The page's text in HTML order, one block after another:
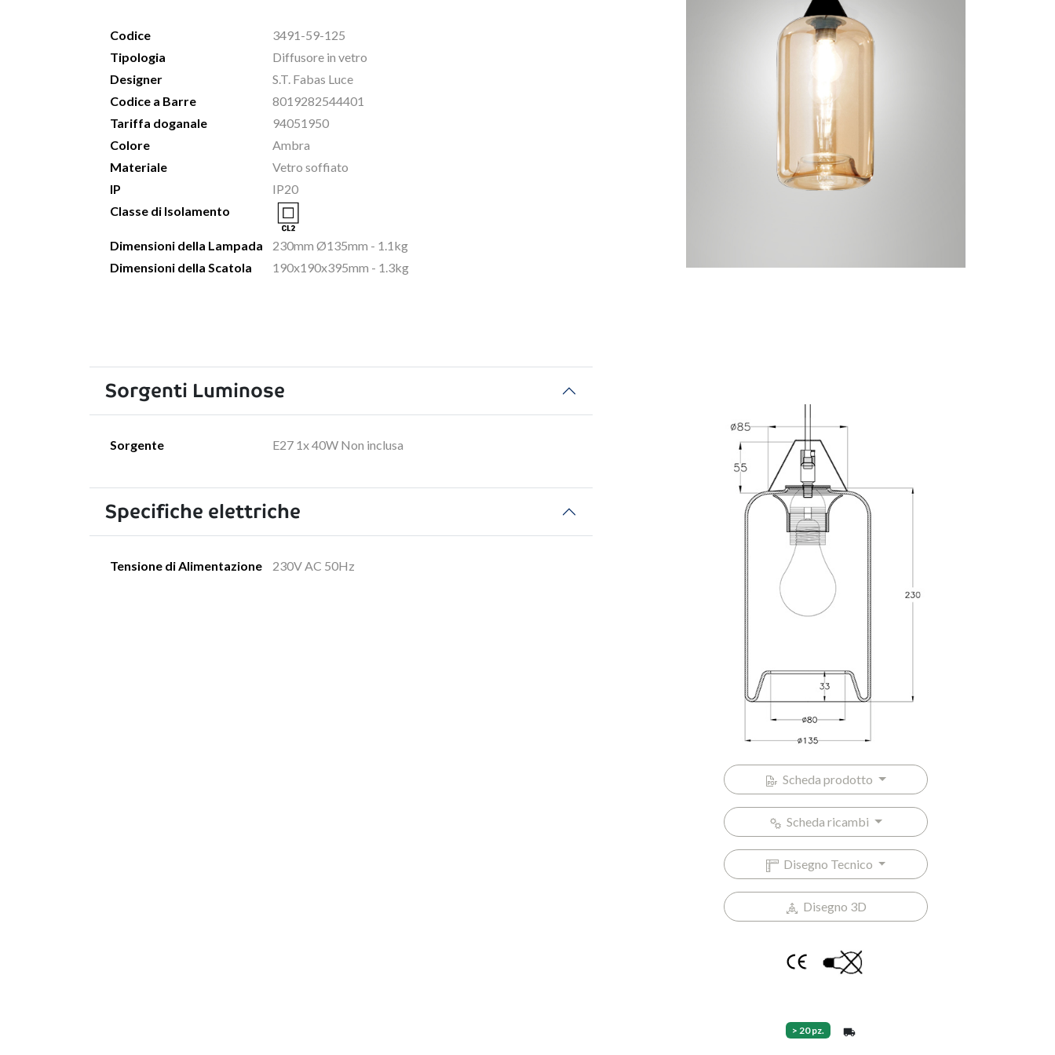
Codice
3491-59-125
Tipologia
Diffusore in vetro
Designer
S.T. Fabas Luce
Codice a Barre
8019282544401
Tariffa doganale
94051950
Colore
Ambra
Materiale
Vetro soffiato
IP
IP20
Classe di Isolamento
Dimensioni della Lampada
230mm Ø135mm - 1.1kg
Dimensioni della Scatola
190x190x395mm - 1.3kg
Sorgenti Luminose
Sorgente E27 1x 40W Non inclusa
Specifiche elettriche
Tensione di Alimentazione 230V AC 50Hz
Scheda prodotto
Scheda ricambi
Disegno Tecnico
Disegno 3D
> 20 pz.